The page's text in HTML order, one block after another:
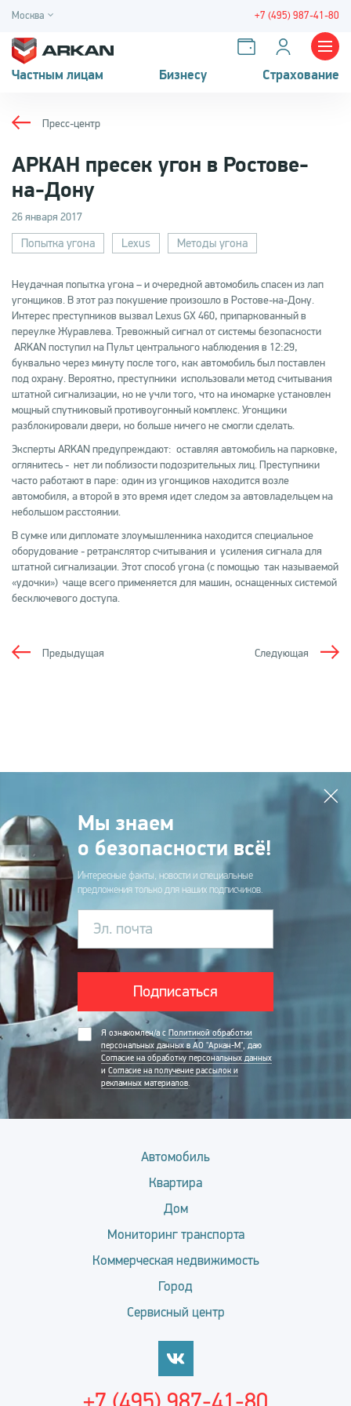
Москва +7 (495) 987-41-80
Частным лицам Бизнесу Страхование
Пресс-центр
АРКАН пресек угон в Ростове-
на-Дону
26 января 2017
Попытка угона Lexus Методы угона
Неудачная попытка угона – и очередной автомобиль спасен из лап
угонщиков. В этот раз покушение произошло в Ростове-на-Дону.
Интерес преступников вызвал Lexus GX 460, припаркованный в
переулке Журавлева. Тревожный сигнал от системы безопасности
ARKAN поступил на Пульт центрального наблюдения в 12:29,
буквально через минуту после того, как автомобиль был поставлен
под охрану. Вероятно, преступники использовали метод считывания
штатной сигнализации, но не учли того, что на иномарке установлен
мощный спутниковый противоугонный комплекс. Угонщики
разблокировали двери, но больше ничего не смогли сделать.
Эксперты ARKAN предупреждают: оставляя автомобиль на парковке,
оглянитесь - нет ли поблизости подозрительных лиц. Преступники
часто работают в паре: один из угонщиков находится возле
автомобиля, а второй в это время идет следом за автовладельцем на
небольшом расстоянии.
В сумке или дипломате злоумышленника находится специальное
оборудование - ретранслятор считывания и усиления сигнала для
штатной сигнализации. Этот способ угона (с помощью так называемой
«удочки») чаще всего применяется для машин, оснащенных системой
бесключевого доступа.
Следующая
Предыдущая
Мы знаем
о безопасности всё!
Интересные факты, новости и специальные
предложения только для наших подписчиков.
Эл. почта
Подписаться
Я ознакомлен/а с Политикой обработки
персональных данных в АО "Аркан-М", даю
Согласие на обработку персональных данных
и Согласие на получение рассылок и
рекламных материалов.
Автомобиль
Квартира
Дом
Мониторинг транспорта
Коммерческая недвижимость
Город
Сервисный центр